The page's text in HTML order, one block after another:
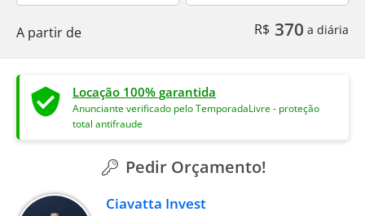
A partir de R$ 370 a diária
Locação 100% garantida
Anunciante verificado pelo TemporadaLivre - proteção
total antifraude
Pedir Orçamento!
Ciavatta Invest